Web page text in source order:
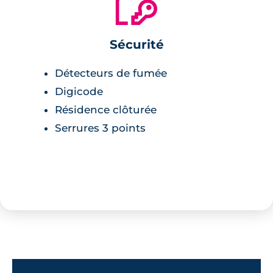
Sécurité
Détecteurs de fumée
Digicode
Résidence clôturée
Serrures 3 points